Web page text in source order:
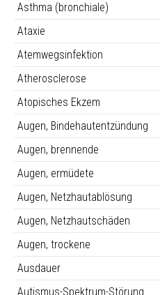
Asthma (bronchiale)
Ataxie
Atemwegsinfektion
Atherosclerose
Atopisches Ekzem
Augen, Bindehautentzündung
Augen, brennende
Augen, ermüdete
Augen, Netzhautablösung
Augen, Netzhautschäden
Augen, trockene
Ausdauer
Autismus-Spektrum-Störung